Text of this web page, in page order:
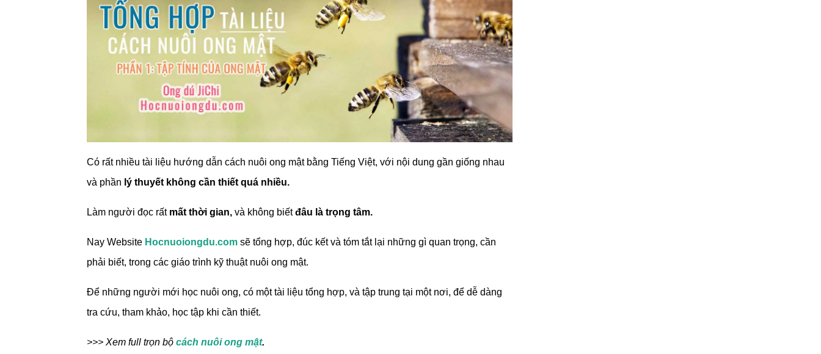
Có rất nhiều tài liệu hướng dẫn cách nuôi ong mật bằng Tiếng Việt, với nội dung gần giống nhau
và phần lý thuyết không cần thiết quá nhiều.
Làm người đọc rất mất thời gian, và không biếtđâu là trọng tâm.
Nay Website Hocnuoiongdu.com sẽ tổng hợp, đúc kết và tóm tắt lại những gì quan trọng, cần
phải biết, trong các giáo trình kỹ thuật nuôi ong mật.
Để những người mới học nuôi ong, có một tài liệu tổng hợp, và tập trung tại một nơi, để dễ dàng
tra cứu, tham khảo, học tập khi cần thiết.
>>> Xem full trọn bộ cách nuôi ong mật.